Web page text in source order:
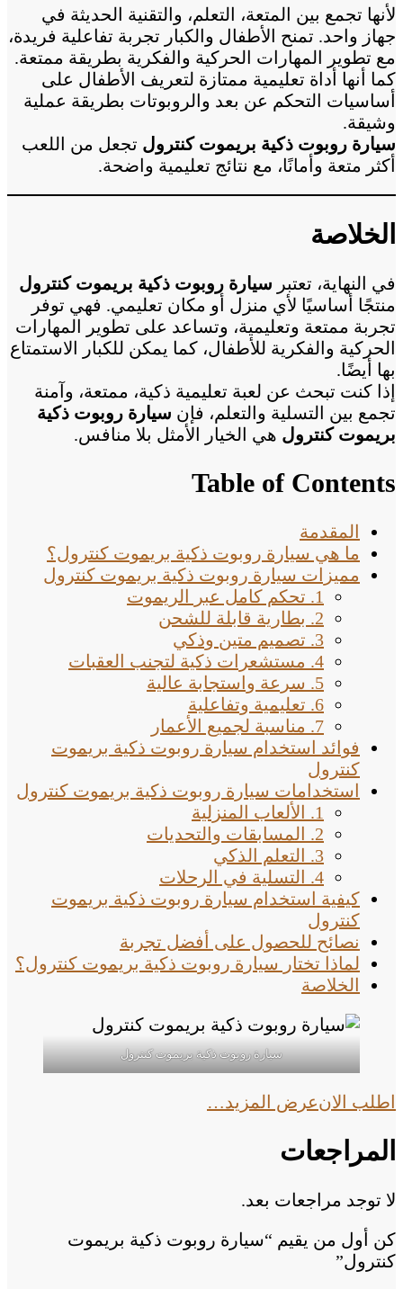
لأنها تجمع بين المتعة، التعلم، والتقنية الحديثة في
جهاز واحد. تمنح الأطفال والكبار تجربة تفاعلية فريدة،
مع تطوير المهارات الحركية والفكرية بطريقة ممتعة.
كما أنها أداة تعليمية ممتازة لتعريف الأطفال على
أساسيات التحكم عن بعد والروبوتات بطريقة عملية
وشيقة.
سيارة روبوت ذكية بريموت كنترول تجعل من اللعب
أكثر متعة وأمانًا، مع نتائج تعليمية واضحة.
الخلاصة
في النهاية، تعتبر سيارة روبوت ذكية بريموت كنترول
منتجًا أساسيًا لأي منزل أو مكان تعليمي. فهي توفر
تجربة ممتعة وتعليمية، وتساعد على تطوير المهارات
الحركية والفكرية للأطفال، كما يمكن للكبار الاستمتاع
بها أيضًا.
إذا كنت تبحث عن لعبة تعليمية ذكية، ممتعة، وآمنة
تجمع بين التسلية والتعلم، فإن سيارة روبوت ذكية
بريموت كنترول هي الخيار الأمثل بلا منافس.
Table of Contents
المقدمة
ما هي سيارة روبوت ذكية بريموت كنترول؟
مميزات سيارة روبوت ذكية بريموت كنترول
1. تحكم كامل عبر الريموت
2. بطارية قابلة للشحن
3. تصميم متين وذكي
4. مستشعرات ذكية لتجنب العقبات
5. سرعة واستجابة عالية
6. تعليمية وتفاعلية
7. مناسبة لجميع الأعمار
فوائد استخدام سيارة روبوت ذكية بريموت
كنترول
استخدامات سيارة روبوت ذكية بريموت كنترول
1. الألعاب المنزلية
2. المسابقات والتحديات
3. التعلم الذكي
4. التسلية في الرحلات
كيفية استخدام سيارة روبوت ذكية بريموت
كنترول
نصائح للحصول على أفضل تجربة
لماذا تختار سيارة روبوت ذكية بريموت كنترول؟
الخلاصة
سيارة روبوت ذكية بريموت كنترول
اطلب الانعرض المزيد…
المراجعات
لا توجد مراجعات بعد.
كن أول من يقيم “سيارة روبوت ذكية بريموت
كنترول”